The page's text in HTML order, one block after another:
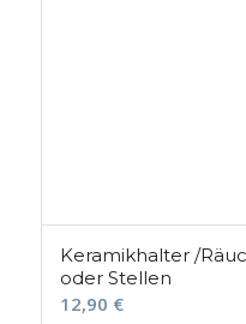
Keramikhalter /
oder Stellen
12,90 €